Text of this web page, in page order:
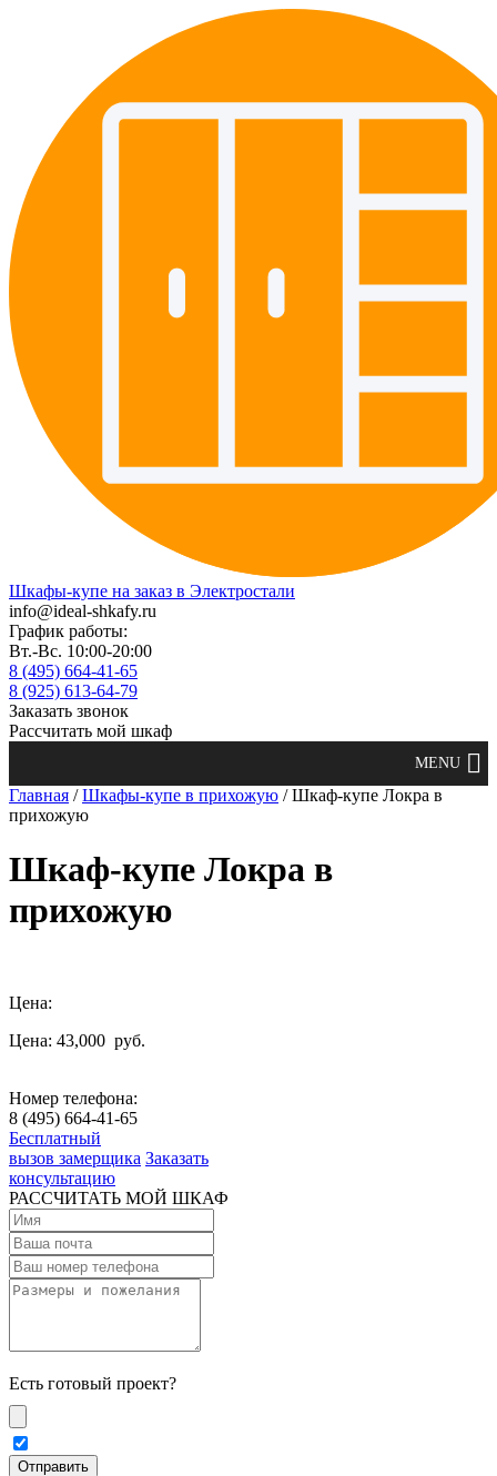
Шкафы-купе на заказ в Электростали
info@ideal-shkafy.ru
График работы:
Вт.-Вс. 10:00-20:00
8 (495) 664-41-65
8 (925) 613-64-79
Заказать звонок
Рассчитать мой шкаф
Главная /Шкафы-купе в прихожую / Шкаф-купе Локра в
прихожую
Шкаф-купе Локра в
прихожую
Цена:
Цена: 43,000 руб.
Номер телефона:
8 (495) 664-41-65
Бесплатный
вызов замерщика Заказать
консультацию
РАССЧИТАТЬ МОЙ ШКАФ
Есть готовый проект?